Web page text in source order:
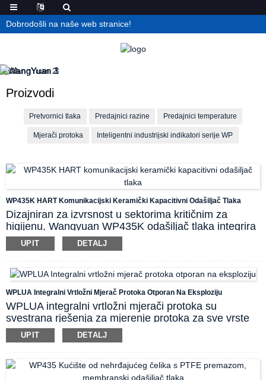
Dobrodošli na naše web stranice!
Proizvodi
Pretvornici tlaka Predajnici razine Predajnici temperature
Mjerači protoka Inteligentni industrijski indikatori serije WP
WP435K HART Komunikacijski Keramički Kapacitivni Odašiljač Tlaka
Dizajniran za izvrsnost u sektorima kritičnim za
higijenu, Wangyuan WP435K odašiljač tlaka integrira
napredni keramički kapacitivni senzor s ravnim
dizajnom dijafragme koji eliminira šupljine u mokrom
medija i olakšavajući temeljito čišćenje. Iznimna
čvrstoća i performanse keramičkog senzora pružaju
optimalno, dugotrajno rješenje čak i za najagresivnije
procesne medije.
UPIT DETALJ
WPLUA Integralni Vrtložni Mjerač Protoka Otporan Na Eksploziju
WPLUA integralni vrtložni mjerači protoka su
svestrana rješenja za mjerenje protoka za sve vrste
procesnih medija korištenjem Karmanove vrtložne
ulice. Mjerač protoka prikladan je i za provođenje i
pokretnih dijelova u primarnom toku, integralni
vrtložni mjerač protoka poznat je po visokoj
UPIT DETALJ